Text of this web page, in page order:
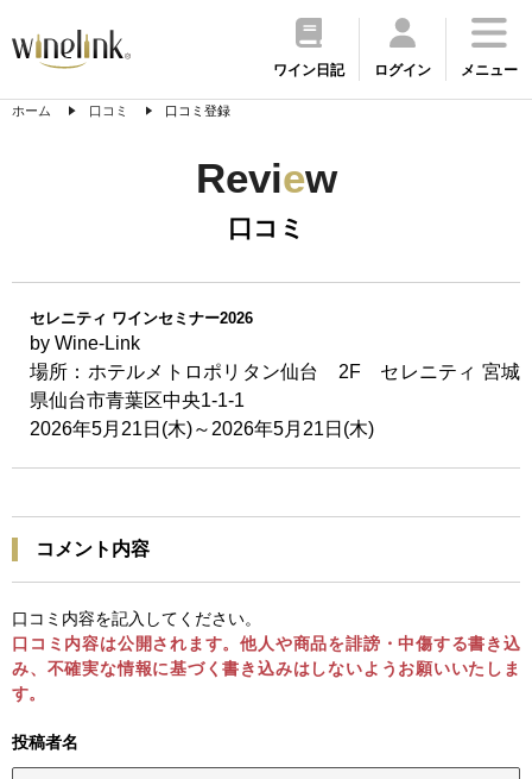
ワイン日記 ログイン メニュー
ホーム 口コミ 口コミ登録
Review
口コミ
セレニティ ワインセミナー2026
by Wine-Link
場所：ホテルメトロポリタン仙台 2F セレニティ 宮城
県仙台市青葉区中央1-1-1
2026年5月21日(木)～2026年5月21日(木)
コメント内容
口コミ内容を記入してください。
口コミ内容は公開されます。他人や商品を誹謗・中傷する書き込
み、不確実な情報に基づく書き込みはしないようお願いいたしま
す。
投稿者名